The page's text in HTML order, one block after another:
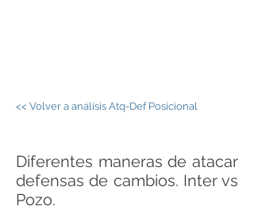
<< Volver a análisis Atq-Def Posicional
Diferentes maneras de atacar
defensas de cambios. Inter vs
Pozo.